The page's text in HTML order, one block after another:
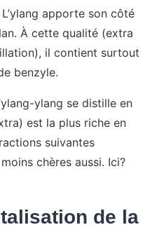
apporte son côté
À cette qualité (extra
il contient surtout
benzyle.
ylang se distille en
est la plus riche en
suivantes
chères aussi. Ici?
de la